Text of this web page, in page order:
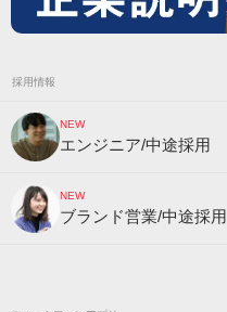
採用情報
NEW
エンジニア/中途採用
NEW
ブランド営業/中途採用